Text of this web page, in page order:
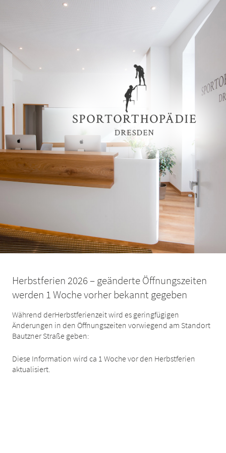
Herbstferien 2026 – geänderte Öffnungszeiten
werden 1 Woche vorher bekannt gegeben
Während derHerbstferienzeit wird es geringfügigen
Änderungen in den Öffnungszeiten vorwiegend am Standort
Bautzner Straße geben:
Diese Information wird ca 1 Woche vor den Herbstferien
aktualisiert.